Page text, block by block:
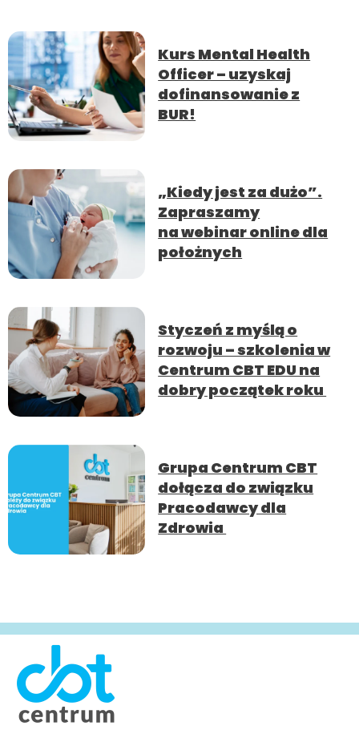
Kurs Mental Health
Officer – uzyskaj
dofinansowanie z
BUR!
„Kiedy jest za dużo”.
Zapraszamy
na webinar online dla
położnych
Styczeń z myślą o
rozwoju – szkolenia w
Centrum CBT EDU na
dobry początek roku
Grupa Centrum CBT
dołącza do związku
Pracodawcy dla
Zdrowia